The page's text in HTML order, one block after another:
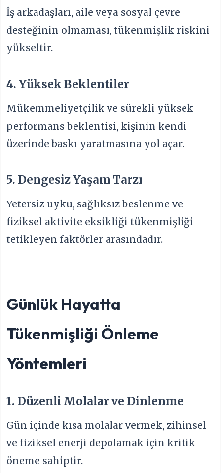
İş arkadaşları, aile veya sosyal çevre
desteğinin olmaması, tükenmişlik riskini
yükseltir.
4. Yüksek Beklentiler
Mükemmeliyetçilik ve sürekli yüksek
performans beklentisi, kişinin kendi
üzerinde baskı yaratmasına yol açar.
5. Dengesiz Yaşam Tarzı
Yetersiz uyku, sağlıksız beslenme ve
fiziksel aktivite eksikliği tükenmişliği
tetikleyen faktörler arasındadır.
Günlük Hayatta
Tükenmişliği Önleme
Yöntemleri
1. Düzenli Molalar ve Dinlenme
Gün içinde kısa molalar vermek, zihinsel
ve fiziksel enerji depolamak için kritik
öneme sahiptir.